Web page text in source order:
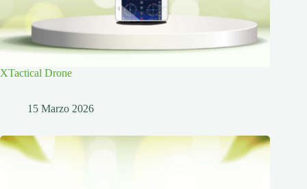
XTactical Drone
15 Marzo 2026